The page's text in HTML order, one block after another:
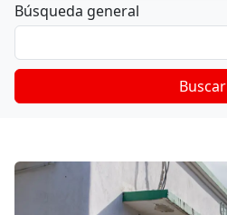
Búsqueda general
Buscar